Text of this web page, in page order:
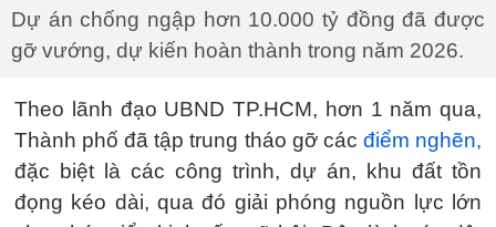
Dự án chống ngập hơn 10.000 tỷ đồng đã được
gỡ vướng, dự kiến hoàn thành trong năm 2026.
Theo lãnh đạo UBND TP.HCM, hơn 1 năm qua,
Thành phố đã tập trung tháo gỡ các điểm nghẽn,
đặc biệt là các công trình, dự án, khu đất tồn
đọng kéo dài, qua đó giải phóng nguồn lực lớn